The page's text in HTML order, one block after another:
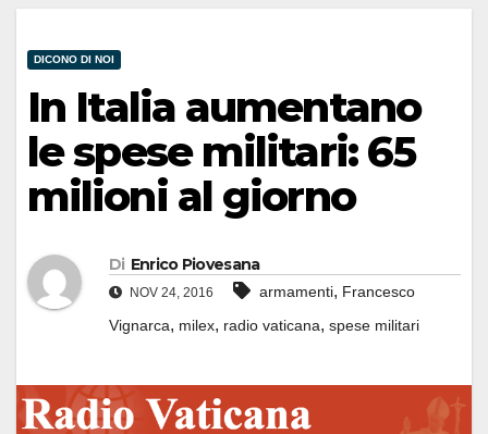
DICONO DI NOI
In Italia aumentano
le spese militari: 65
milioni al giorno
Di Enrico Piovesana
NOV 24, 2016 armamenti, Francesco
Vignarca, milex, radio vaticana, spese militari